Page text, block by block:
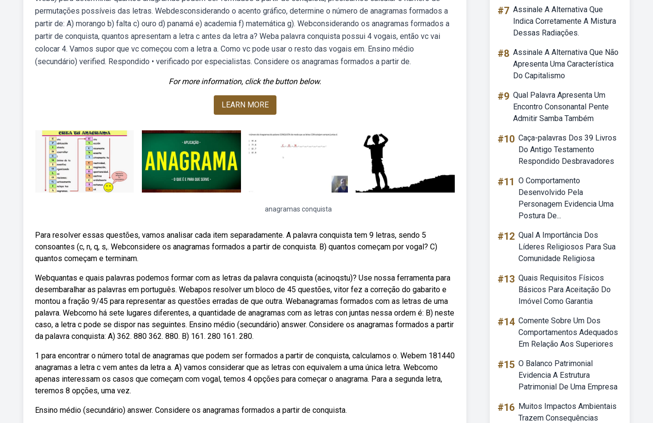
permutações possíveis das letras. Webdesconsiderando o acento gráfico, determine o número de anagramas formados a
partir de: A) morango b) falta c) ouro d) panamá e) academia f) matemática g). Webconsiderando os anagramas formados a
partir de conquista, quantos apresentam a letra c antes da letra a? Weba palavra conquista possui 4 vogais, então vc vai
colocar 4. Vamos supor que vc começou com a letra a. Como vc pode usar o resto das vogais em. Ensino médio
(secundário) verified. Respondido • verificado por especialistas. Considere os anagramas formados a partir de.
For more information, click the button below.
LEARN MORE
anagramas conquista
Para resolver essas questões, vamos analisar cada item separadamente. A palavra conquista tem 9 letras, sendo 5
consoantes (c, n, q, s,. Webconsidere os anagramas formados a partir de conquista. B) quantos começam por vogal? C)
quantos começam e terminam.
Webquantas e quais palavras podemos formar com as letras da palavra conquista (acinoqstu)? Use nossa ferramenta para
desembaralhar as palavras em português. Webapos resolver um bloco de 45 questões, vitor fez a correção do gabarito e
montou a fração 9/45 para representar as questões erradas de que outra. Webanagramas formados com as letras de uma
palavra. Webcomo há sete lugares diferentes, a quantidade de anagramas com as letras con juntas nessa ordem é: B) neste
caso, a letra c pode se dispor nas seguintes. Ensino médio (secundário) answer. Considere os anagramas formados a partir
da palavra conquista: A) 362. 880 362. 880. B) 161. 280 161. 280.
1 para encontrar o número total de anagramas que podem ser formados a partir de conquista, calculamos o. Webem 181440
anagramas a letra c vem antes da letra a. A) vamos considerar que as letras con equivalem a uma única letra. Webcomo
apenas interessam os casos que começam com vogal, temos 4 opções para começar o anagrama. Para a segunda letra,
teremos 8 opções, uma vez.
Ensino médio (secundário) answer. Considere os anagramas formados a partir de conquista.
#7 Assinale A Alternativa Que
Indica Corretamente A Mistura
Dessas Radiações.
#8 Assinale A Alternativa Que Não
Apresenta Uma Característica
Do Capitalismo
#9 Qual Palavra Apresenta Um
Encontro Consonantal Pente
Admitir Samba Também
#10 Caça-palavras Dos 39 Livros
Do Antigo Testamento
Respondido Desbravadores
#11 O Comportamento
Desenvolvido Pela
Personagem Evidencia Uma
Postura De...
#12 Qual A Importância Dos
Líderes Religiosos Para Sua
Comunidade Religiosa
#13 Quais Requisitos Físicos
Básicos Para Aceitação Do
Imóvel Como Garantia
#14 Comente Sobre Um Dos
Comportamentos Adequados
Em Relação Aos Superiores
#15 O Balanco Patrimonial
Evidencia A Estrutura
Patrimonial De Uma Empresa
#16 Muitos Impactos Ambientais
Trazem Consequências